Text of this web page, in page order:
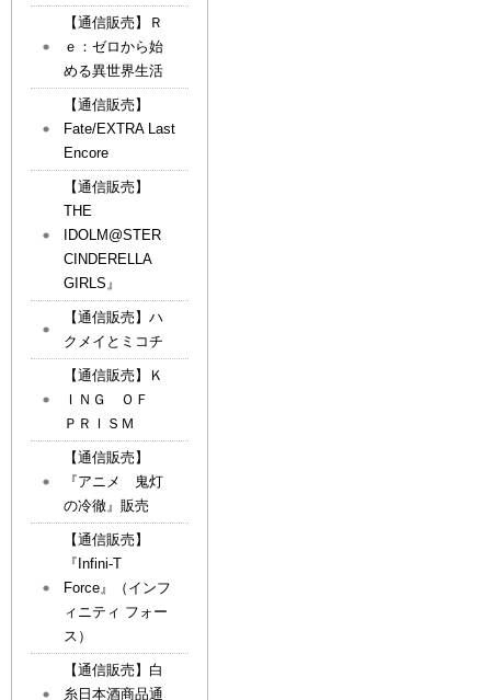
【通信販売】Ｒ
ｅ：ゼロから始
める異世界生活
【通信販売】
Fate/EXTRA Last
Encore
【通信販売】
THE
IDOLM@STER
CINDERELLA
GIRLS』
【通信販売】ハ
クメイとミコチ
【通信販売】Ｋ
ＩＮＧ ＯＦ
ＰＲＩＳＭ
【通信販売】
『アニメ 鬼灯
の冷徹』販売
【通信販売】
『Infini-T
Force』（インフ
ィニティ フォー
ス）
【通信販売】白
糸日本酒商品通